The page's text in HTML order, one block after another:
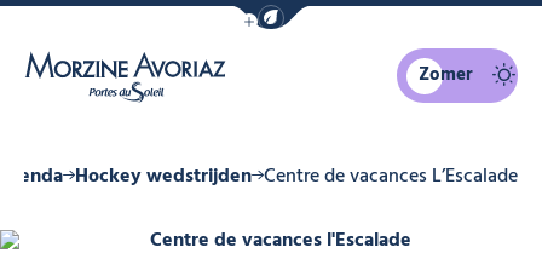
Navigatiebalk eco-modus
Zomer
Hockey wedstrijden Centre de vacances L’Escalade
Centre de vacances l'Escalade, ©